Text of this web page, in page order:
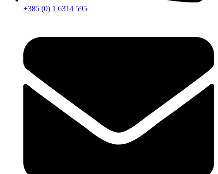
+385 (0) 1 6314 595